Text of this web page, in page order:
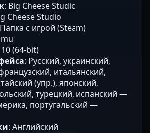
: Big Cheese Studio
Cheese Studio
с игрой (Steam)
(64-bit)
: Русский, украинский,
итальянский,
(упр.), японский,
турецкий, испанский —
португальский —
: Английский